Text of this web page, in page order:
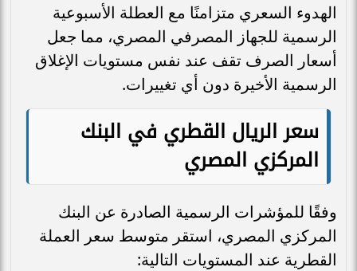
الهدوء السعري متزامنًا مع العطلة الأسبوعية
الرسمية للجهاز المصرفي المصري، مما جعل
أسعار الصرف تقف عند نفس مستويات الإغلاق
الرسمية الأخيرة دون أي تغييرات.
سعر الريال القطري في البنك
المركزي المصري
وفقًا للمؤشرات الرسمية الصادرة عن البنك
المركزي المصري، استقر متوسط سعر العملة
القطرية عند المستويات التالية: